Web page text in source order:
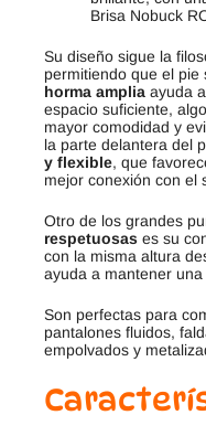
Brisa Nobuck
Su diseño sigue la
permitiendo que el pie
horma amplia ayuda
espacio suficiente,
mayor comodidad y
la parte delantera del
y flexible, que
mejor conexión con el
Otro de los grandes
respetuosas es su
con la misma altura
ayuda a mantener
Son perfectas para
pantalones fluidos,
empolvados y